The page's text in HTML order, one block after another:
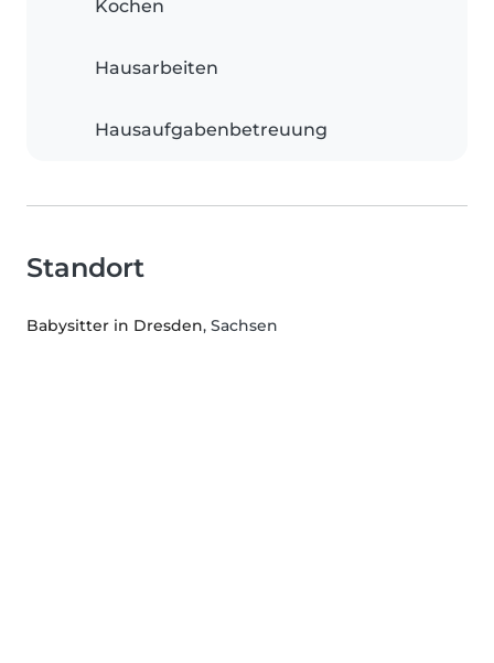
Kochen
Hausarbeiten
Hausaufgabenbetreuung
Standort
Babysitter in Dresden, Sachsen